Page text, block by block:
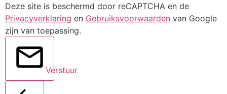
Deze site is beschermd door reCAPTCHA en de
Privacyverklaring en Gebruiksvoorwaarden van Google
zijn van toepassing.
Verstuur